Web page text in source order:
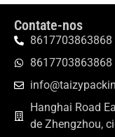
Contate-nos
8617703863868
8617703863868
Hanghai Road
de Zhengzhou,